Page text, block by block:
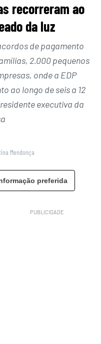
recorreram ao
da luz
de pagamento
2.000 pequenos
onde a EDP
ao longo de seis a 12
executiva da
Mendonça
preferida